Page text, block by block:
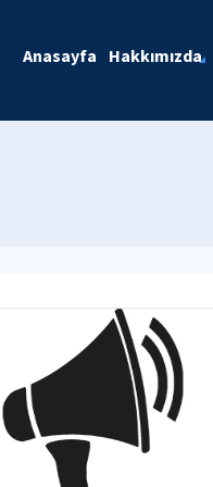
Anasayfa Hakkımızda